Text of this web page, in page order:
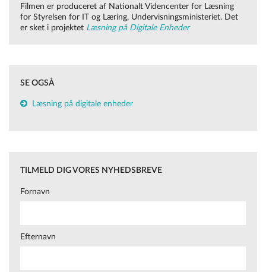
Filmen er produceret af Nationalt Videncenter for Læsning
for Styrelsen for IT og Læring, Undervisningsministeriet. Det
er sket i projektet Læsning på Digitale Enheder
SE OGSÅ
Læsning på digitale enheder
TILMELD DIG VORES NYHEDSBREVE
Fornavn
Efternavn